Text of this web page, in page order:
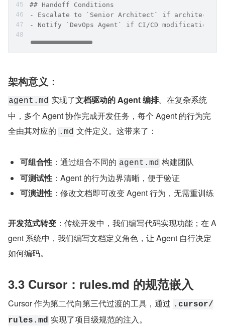
## Handoff Conditions
- Escalate to `Senior Architect` if architectural
- Notify `DevOps Agent` if CI/CD modifications
架构意义：
agent.md 实现了文档驱动的 Agent 编排。在复杂系统
中，多个 Agent 协作完成开发任务，每个 Agent 的行为完
全由其对应的 .md 文件定义。这带来了：
可组合性 ：通过组合不同的 agent.md 构建团队
可测试性 ：Agent 的行为边界清晰，便于验证
可演进性 ：修改文档即可改变 Agent 行为，无需重训练
开发范式转变 ：传统开发中，我们编写代码实现功能；在 A
gent 系统中，我们编写文档定义角色，让 Agent 自行决定
如何编码。
3.3 Cursor：rules.md 的规范嵌入
Cursor 作为第二代向第三代过渡的工具，通过 .cursor/
rules.md 实现了项目级规范的注入。